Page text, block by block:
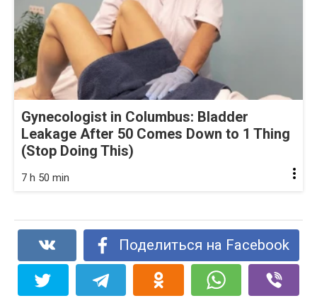
Gynecologist in Columbus: Bladder
Leakage After 50 Comes Down to 1 Thing
(Stop Doing This)
7 h 50 min
Поделиться на Facebook